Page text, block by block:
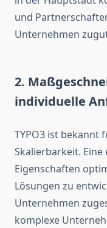
und
Unternehmen
2.
individuelle
TYPO3 ist bekannt
Skalierbarkeit.
Eigenschaften
Lösungen zu
Unternehmen
komplexe